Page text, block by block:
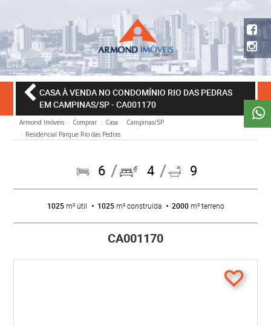
CASA À VENDA NO CONDOMÍNIO RIO DAS PEDRAS
EM CAMPINAS/SP- CA001170
Armond Imóveis Comprar Casa
Campinas/SP
Residencial Parque Rio das Pedras
6 4 9
1025m² útil 1025m² construída 2000m² terreno
CA001170